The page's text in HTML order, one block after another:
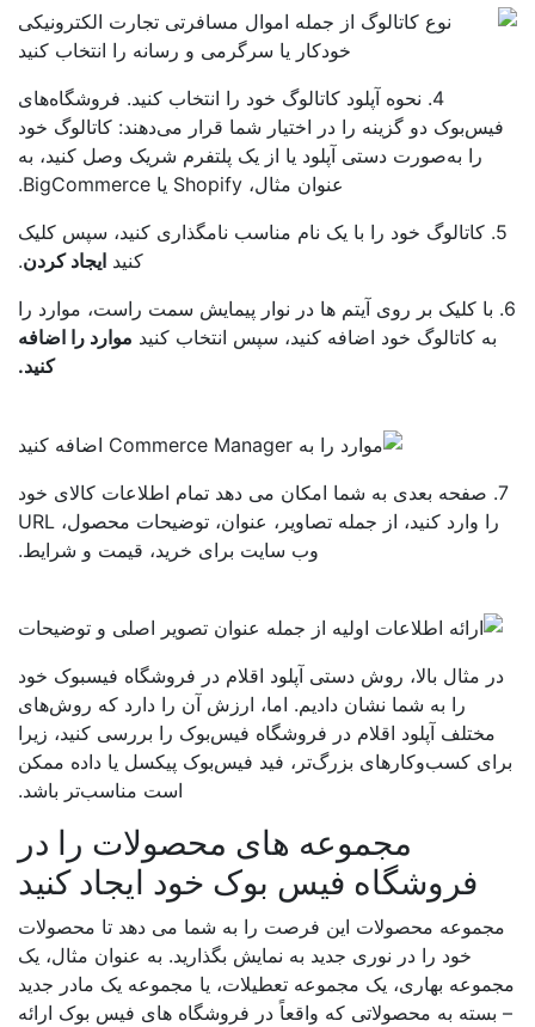
4. نحوه آپلود کاتالوگ خود را انتخاب کنید. فروشگاه‌های
دو گزینه را در اختیار شما قرار می‌دهند: کاتالوگ خود
را به‌صورت دستی آپلود یا از یک پلتفرم شریک وصل کنید، به
عنوان مثال، Shopify یا BigCommerce.
5. کاتالوگ خود را با یک نام مناسب نامگذاری کنید، سپس کلیک
کنیدایجاد کردن.
با کلیک بر روی آیتم ها در نوار پیمایش سمت راست، موارد را
به کاتالوگ خود اضافه کنید، سپس انتخاب کنیدموارد را اضافه
کنید.
7. صفحه بعدی به شما امکان می دهد تمام اطلاعات کالای خود
را وارد کنید، از جمله تصاویر، عنوان، توضیحات محصول، URL
وب سایت برای خرید، قیمت و شرایط.
مثال بالا، روش دستی آپلود اقلام در فروشگاه فیسبوک خود
را به شما نشان دادیم. اما، ارزش آن را دارد که روش‌های
مختلف آپلود اقلام در فروشگاه فیس‌بوک را بررسی کنید، زیرا
کسب‌وکارهای بزرگ‌تر، فید فیس‌بوک پیکسل یا داده ممکن
است مناسب‌تر باشد.
مجموعه های محصولات را در
فروشگاه فیس بوک خود ایجاد کنید
محصولات این فرصت را به شما می دهد تا محصولات
خود را در نوری جدید به نمایش بگذارید. به عنوان مثال، یک
بهاری، یک مجموعه تعطیلات، یا مجموعه یک مادر جدید
به محصولاتی که واقعاً در فروشگاه های فیس بوک ارائه